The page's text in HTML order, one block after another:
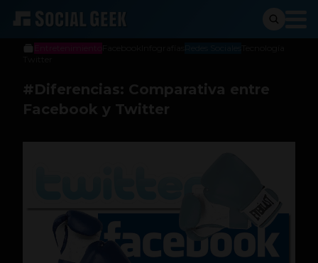
Tiago Zuleta
16 de julio de 2013
#Diferencias: Comparativa entre
Facebook y Twitter